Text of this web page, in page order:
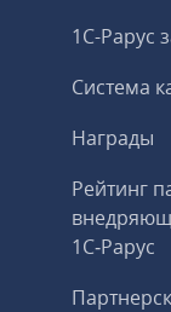
1С-Рарус
Система
Награды
Рейтинг
1С‑Рарус